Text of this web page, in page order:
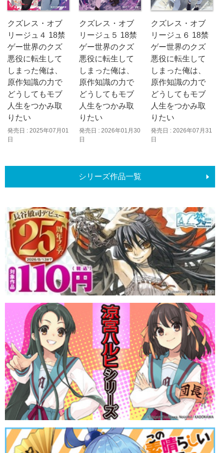
クズレス・オブ
リージュ４ 18禁
ゲー世界のクズ
悪役に転生して
しまった俺は、
原作知識の力で
どうしてもモブ
人生をつかみ取
りたい
発売日 : 2025年07月01
日
クズレス・オブ
リージュ５ 18禁
ゲー世界のクズ
悪役に転生して
しまった俺は、
原作知識の力で
どうしてもモブ
人生をつかみ取
りたい
発売日 : 2026年01月30
日
クズレス・オブ
リージュ６ 18禁
ゲー世界のクズ
悪役に転生して
しまった俺は、
原作知識の力で
どうしてもモブ
人生をつかみ取
りたい
発売日 : 2026年07月31
日
シリーズ作品一覧